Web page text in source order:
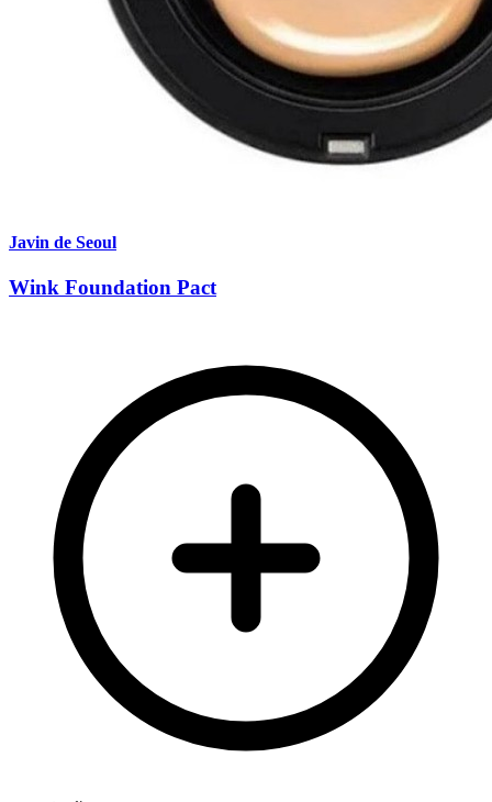
Javin de Seoul
Wink Foundation Pact